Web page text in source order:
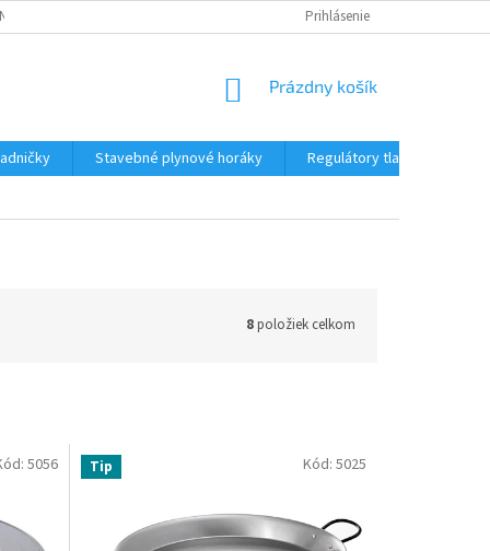
ÚDAJOV REKLAMÁCIA TOVARU
Prihlásenie
NÁKUPNÝ
Prázdny košík
Stavebné plynové horáky
Regulátory tlaku plynu
8položiek celkom
5056 Tip Kód: 5025